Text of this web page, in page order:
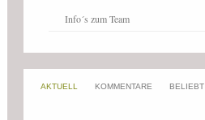
Info´s zum Team
AKTUELL KOMMENTARE BELIEBT